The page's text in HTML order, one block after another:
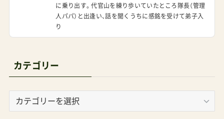
に乗り出す。代官山を練り歩いていたところ隊長（管理
人パパ）と出逢い、話を聞くうちに感銘を受けて弟子入
り
カテゴリー